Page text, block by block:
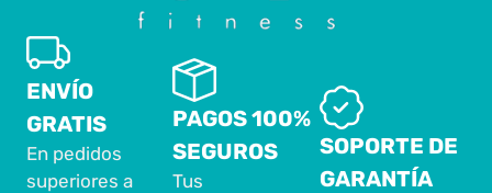
ENVÍO
GRATIS
En pedidos
superiores a
PAGOS 100%
SEGUROS
Tus
SOPORTE DE
GARANTÍA